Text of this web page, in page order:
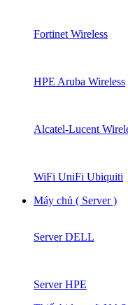
Fortinet Wireless
HPE Aruba Wireless
Alcatel-Lucent
WiFi UniFi Ubiquiti
Máy chủ ( Server )
Server DELL
Server HPE